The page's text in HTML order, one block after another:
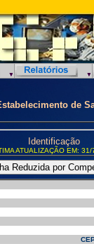
de
Identificação
ATUALIZAÇÃO EM: